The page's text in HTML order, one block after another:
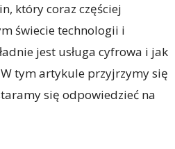
który coraz częściej
świecie technologii i
jest usługa cyfrowa i jak
W tym artykule przyjrzymy się
się odpowiedzieć na